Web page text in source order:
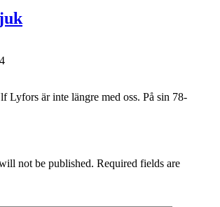
Lyfors är inte längre med oss. På sin 78-
not be published. Required fields are